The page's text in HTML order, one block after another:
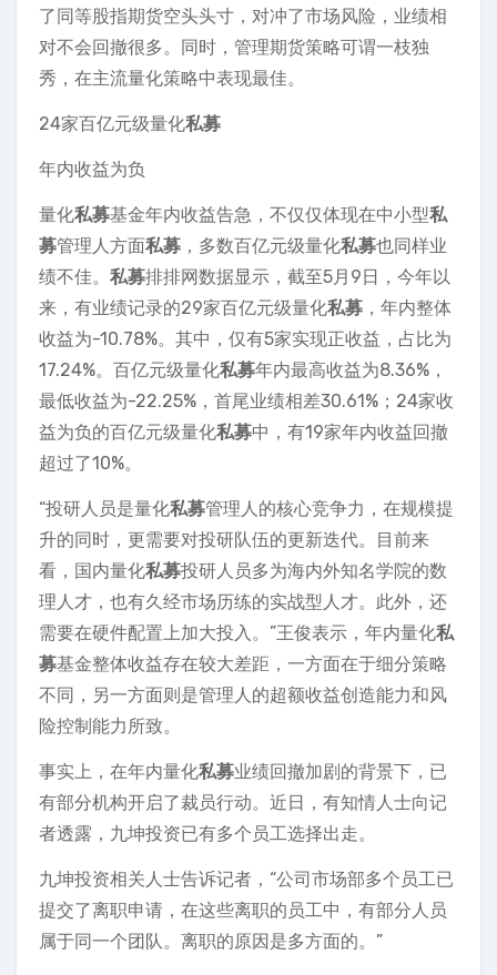
了同等股指期货空头头寸，对冲了市场风险，业绩相
对不会回撤很多。同时，管理期货策略可谓一枝独
秀，在主流量化策略中表现最佳。
24家百亿元级量化私募
年内收益为负
量化私募基金年内收益告急，不仅仅体现在中小型私
募管理人方面私募 ，多数百亿元级量化私募也同样业
绩不佳。 私募排排网数据显示，截至5月9日，今年以
来，有业绩记录的29家百亿元级量化私募 ，年内整体
收益为-10.78%。其中，仅有5家实现正收益，占比为
17.24%。百亿元级量化私募年内最高收益为8.36%，
最低收益为-22.25%，首尾业绩相差30.61%；24家收
益为负的百亿元级量化私募中，有19家年内收益回撤
超过了10%。
“投研人员是量化私募管理人的核心竞争力，在规模提
升的同时，更需要对投研队伍的更新迭代。目前来
看，国内量化私募投研人员多为海内外知名学院的数
理人才，也有久经市场历练的实战型人才。此外，还
需要在硬件配置上加大投入。”王俊表示，年内量化私
募基金整体收益存在较大差距，一方面在于细分策略
不同，另一方面则是管理人的超额收益创造能力和风
险控制能力所致。
事实上，在年内量化私募业绩回撤加剧的背景下，已
有部分机构开启了裁员行动。近日，有知情人士向记
者透露，九坤投资已有多个员工选择出走。
九坤投资相关人士告诉记者，“公司市场部多个员工已
提交了离职申请，在这些离职的员工中，有部分人员
属于同一个团队。离职的原因是多方面的。”